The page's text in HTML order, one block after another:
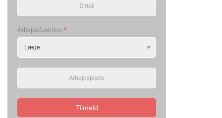
Arbejdsfunktion *
Tilmeld